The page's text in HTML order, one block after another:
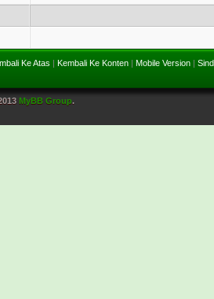
Ke Atas | Kembali Ke Konten | Mobile Version |
MyBB Group.